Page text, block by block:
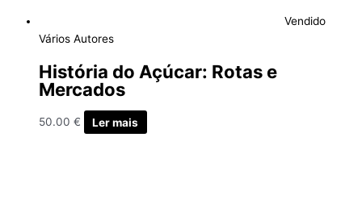
Vendido
Vários Autores
História do Açúcar: Rotas e
Mercados
50.00 € Ler mais